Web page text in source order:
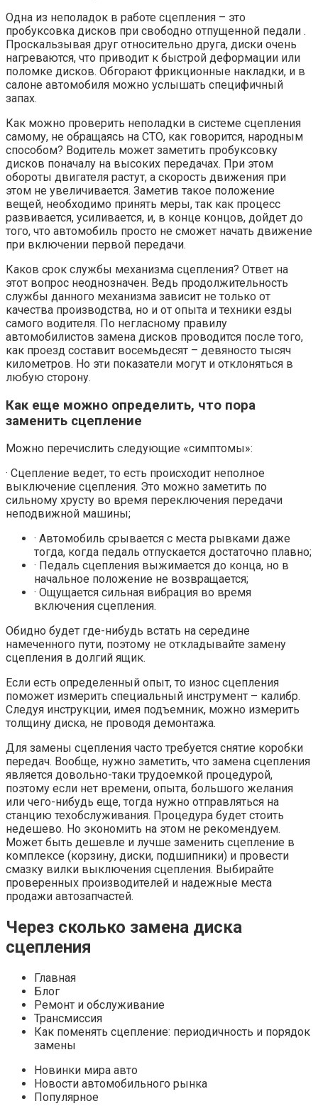
Одна из неполадок в работе сцепления – это
пробуксовка дисков при свободно отпущенной педали .
Проскальзывая друг относительно друга, диски очень
нагреваются, что приводит к быстрой деформации или
поломке дисков. Обгорают фрикционные накладки, и в
салоне автомобиля можно услышать специфичный
запах.
Как можно проверить неполадки в системе сцепления
самому, не обращаясь на СТО, как говорится, народным
способом? Водитель может заметить пробуксовку
дисков поначалу на высоких передачах. При этом
обороты двигателя растут, а скорость движения при
этом не увеличивается. Заметив такое положение
вещей, необходимо принять меры, так как процесс
развивается, усиливается, и, в конце концов, дойдет до
того, что автомобиль просто не сможет начать движение
при включении первой передачи.
Каков срок службы механизма сцепления? Ответ на
этот вопрос неоднозначен. Ведь продолжительность
службы данного механизма зависит не только от
качества производства, но и от опыта и техники езды
самого водителя. По негласному правилу
автомобилистов замена дисков проводится после того,
как проезд составит восемьдесят – девяносто тысяч
километров. Но эти показатели могут и отклоняться в
любую сторону.
Как еще можно определить, что пора
заменить сцепление
Можно перечислить следующие «симптомы»:
· Сцепление ведет, то есть происходит неполное
выключение сцепления. Это можно заметить по
сильному хрусту во время переключения передачи
неподвижной машины;
· Автомобиль срывается с места рывками даже
тогда, когда педаль отпускается достаточно плавно;
· Педаль сцепления выжимается до конца, но в
начальное положение не возвращается;
· Ощущается сильная вибрация во время
включения сцепления.
Обидно будет где-нибудь встать на середине
намеченного пути, поэтому не откладывайте замену
сцепления в долгий ящик.
Если есть определенный опыт, то износ сцепления
поможет измерить специальный инструмент – калибр.
Следуя инструкции, имея подъемник, можно измерить
толщину диска, не проводя демонтажа.
Для замены сцепления часто требуется снятие коробки
передач. Вообще, нужно заметить, что замена сцепления
является довольно-таки трудоемкой процедурой,
поэтому если нет времени, опыта, большого желания
или чего-нибудь еще, тогда нужно отправляться на
станцию техобслуживания. Процедура будет стоить
недешево. Но экономить на этом не рекомендуем.
Может быть дешевле и лучше заменить сцепление в
комплексе (корзину, диски, подшипники) и провести
смазку вилки выключения сцепления. Выбирайте
проверенных производителей и надежные места
продажи автозапчастей.
Через сколько замена диска
сцепления
Главная
Блог
Ремонт и обслуживание
Трансмиссия
Как поменять сцепление: периодичность и порядок
замены
Новинки мира авто
Новости автомобильного рынка
Популярное